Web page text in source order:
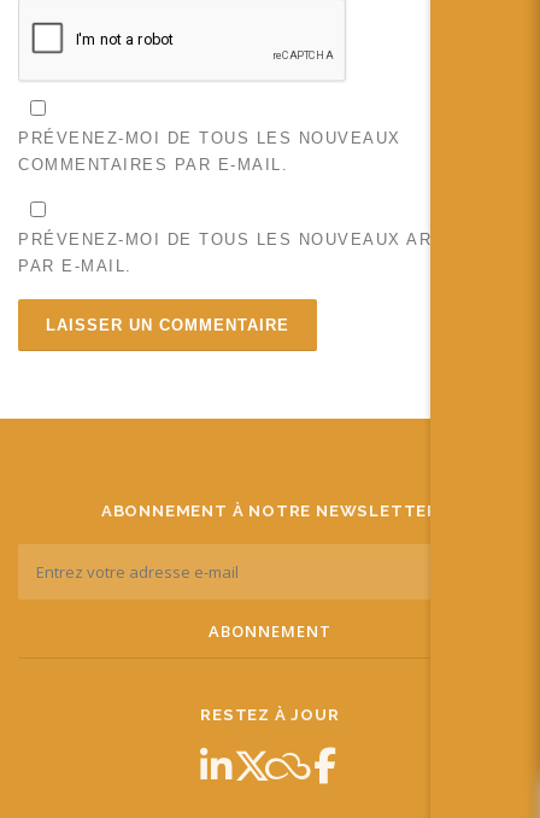
PRÉVENEZ-MOI DE TOUS LES NOUVEAUX
COMMENTAIRES PAR E-MAIL.
PRÉVENEZ-MOI DE TOUS LES NOUVEAUX ARTICLES
PAR E-MAIL.
ABONNEMENT À NOTRE NEWSLETTER
RESTEZ À JOUR